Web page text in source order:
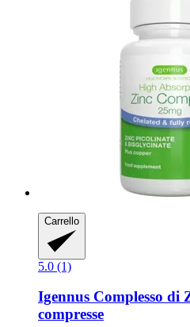
Carrello
5.0 (1)
Igennus Complesso di
compresse